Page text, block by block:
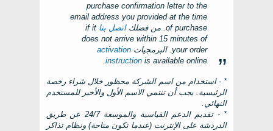
purchase confirmation letter to the
email address you provided at the time
of purchase. من فضلكاتصل بنا if it
does not arrive within 15 minutes of
your order. البرمجيات activation
instruction is available online
.
* - استخدام من اسم الشركة محظور خلال شراء رخصة
الرئيسية. يجب أن تنتمي الاسم الأول والأخير للمستخدم
النهائي.
* - تقديم الدعم القياسية والموسعة 24/7 عن طريق
الدردشة على الإنترنت (عندما تكون متاحة) ونظام تذاكر